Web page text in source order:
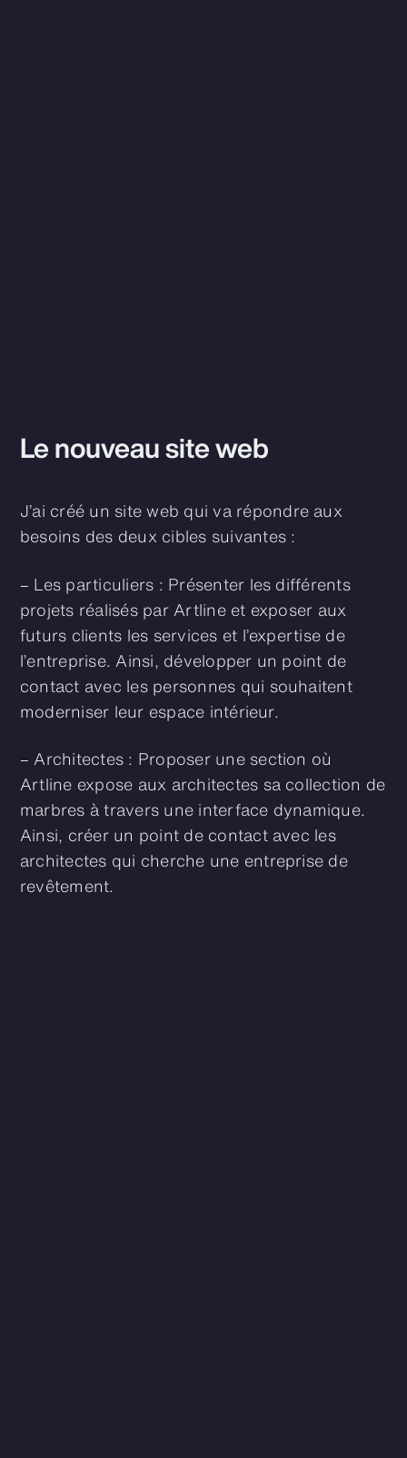
Le nouveau site web
J’ai créé un site web qui va répondre aux
besoins des deux cibles suivantes :
– Les particuliers : Présenter les différents
projets réalisés par Artline et exposer aux
futurs clients les services et l’expertise de
l’entreprise. Ainsi, développer un point de
contact avec les personnes qui souhaitent
moderniser leur espace intérieur.
– Architectes : Proposer une section où
Artline expose aux architectes sa collection de
marbres à travers une interface dynamique.
Ainsi, créer un point de contact avec les
architectes qui cherche une entreprise de
revêtement.